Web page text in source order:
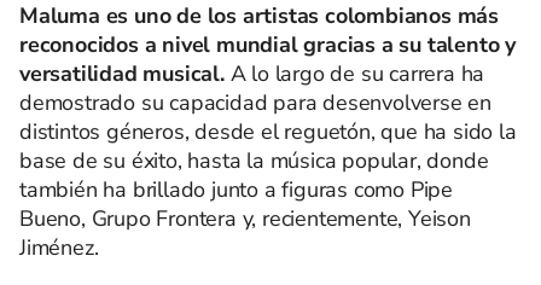
Maluma es uno de los artistas colombianos más
reconocidos a nivel mundial gracias a su talento y
versatilidad musical.A lo largo de su carrera ha
demostrado su capacidad para desenvolverse en
distintos géneros, desde el reguetón, que ha sido la
base de su éxito, hasta la música popular, donde
también ha brillado junto a figuras como Pipe
Bueno, Grupo Frontera y, recientemente, Yeison
Jiménez.